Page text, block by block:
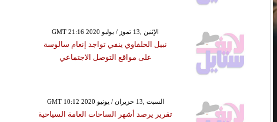
GMT 21:16 2020 الإثنين ,13 تموز / يوليو
نبيل الحلفاوي ينفي تواجد إنعام سالوسة
على مواقع التوصل الاجتماعي
GMT 10:12 2020 السبت ,13 حزيران / يونيو
تقرير يرصد أشهر الساحات العامة السياحية